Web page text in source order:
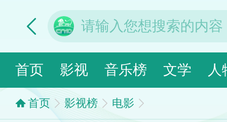
首页 影视 音乐榜 文学 人
首页 影视榜 电影